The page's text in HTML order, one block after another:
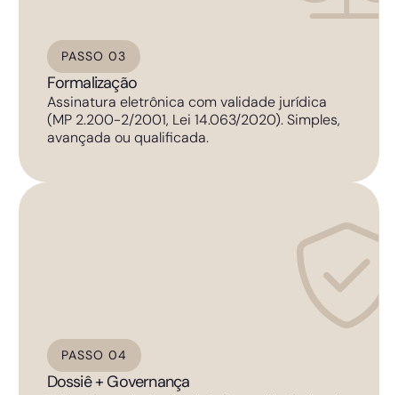
PASSO 03
Formalização
Assinatura eletrônica com validade jurídica
(MP 2.200-2/2001, Lei 14.063/2020). Simples,
avançada ou qualificada.
PASSO 04
Dossiê + Governança